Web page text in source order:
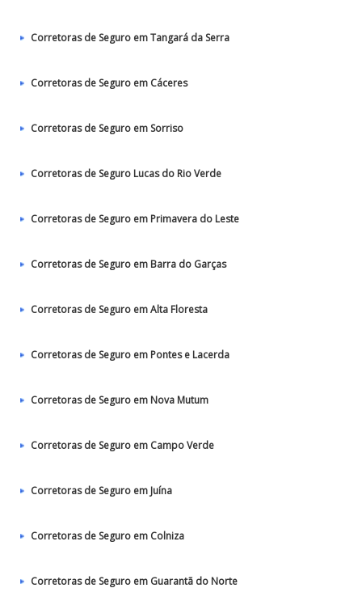
Corretoras de Seguro em Tangará da Serra
Corretoras de Seguro em Cáceres
Corretoras de Seguro em Sorriso
Corretoras de Seguro Lucas do Rio Verde
Corretoras de Seguro em Primavera do Leste
Corretoras de Seguro em Barra do Garças
Corretoras de Seguro em Alta Floresta
Corretoras de Seguro em Pontes e Lacerda
Corretoras de Seguro em Nova Mutum
Corretoras de Seguro em Campo Verde
Corretoras de Seguro em Juína
Corretoras de Seguro em Colniza
Corretoras de Seguro em Guarantã do Norte